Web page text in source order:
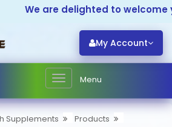
We are delighted to welcome
My Account
Menu
Supplements
Products